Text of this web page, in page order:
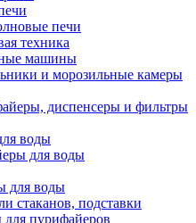
печи
техника
машины
и морозильные камеры
диспенсеры и фильтры
воды
для воды
для воды
стаканов, подставки
пурифайеров